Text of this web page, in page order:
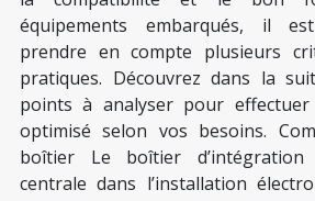
équipements embarqués, il
prendre en compte plusieurs
pratiques. Découvrez dans la
points à analyser pour
optimisé selon vos besoins.
boîtier Le boîtier
centrale dans l’installation